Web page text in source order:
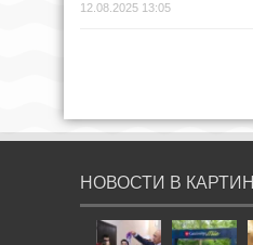
12.08.2025 13:05
НОВОСТИ В